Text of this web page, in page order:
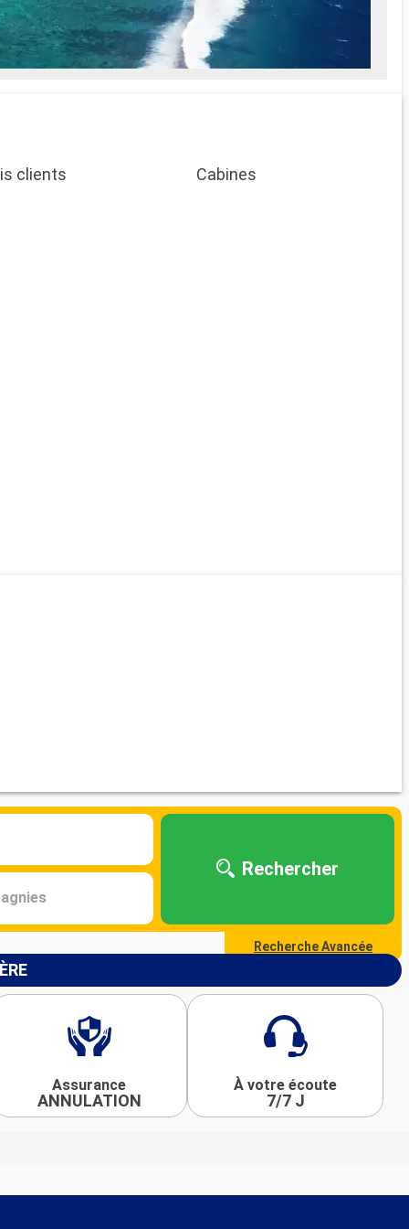
clients Cabines
Rechercher
Recherche Avancée
Assurance
ANNULATION
À votre écoute
7/7 J